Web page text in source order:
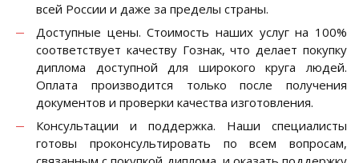
всей России и даже за пределы страны.
Доступные цены. Стоимость наших услуг на 100%
соответствует качеству Гознак, что делает покупку
диплома доступной для широкого круга людей.
Оплата производится только после получения
документов и проверки качества изготовления.
Консультации и поддержка. Наши специалисты
готовы проконсультировать по всем вопросам,